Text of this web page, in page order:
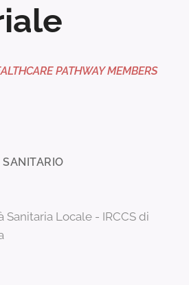
PATHWAY MEMBERS
SANITARIO
Sanitaria Locale - IRCCS di